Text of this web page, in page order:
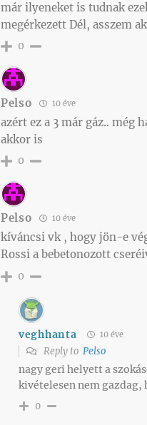
már ilyeneket is tudnak
megérkezett Dél, asszem
0
Pelso 10 éve
azért ez a 3 már gáz.. még
akkor is
0
Pelso 10 éve
kíváncsi vk , hogy jön-e
Rossi a bebetonozott
0
veghhanta 10 éve
Reply to Pelso
nagy geri helyett a
kivételesen nem gazdag,
0